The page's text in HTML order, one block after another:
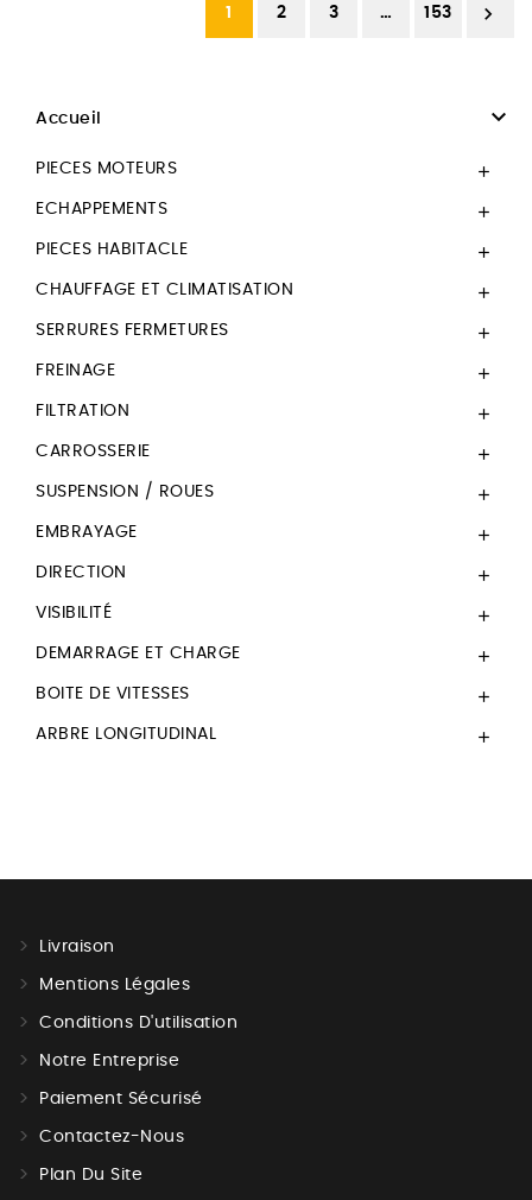
1 2 3 … 153 
Accueil 
PIECES MOTEURS 
ECHAPPEMENTS 
PIECES HABITACLE 
CHAUFFAGE ET CLIMATISATION 
SERRURES FERMETURES 
FREINAGE 
FILTRATION 
CARROSSERIE 
SUSPENSION / ROUES 
EMBRAYAGE 
DIRECTION 
VISIBILITÉ 
DEMARRAGE ET CHARGE 
BOITE DE VITESSES 
ARBRE LONGITUDINAL 
Livraison
Mentions Légales
Conditions D'utilisation
Notre Entreprise
Paiement Sécurisé
Contactez-Nous
Plan Du Site